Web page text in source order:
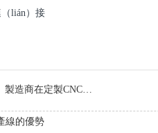
（lián）接
中（zhōng）國（guó）製造商在定製CNC加工黃銅（tóng）零件領域（yù）表現卓越
線的優勢